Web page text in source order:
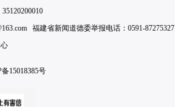
福建省新闻道德委举报电话：0591-87275327
15018385号